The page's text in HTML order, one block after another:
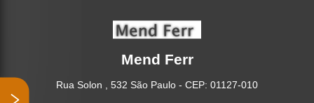
Mend Ferr
Rua Solon , 532 São Paulo - CEP: 01127-010